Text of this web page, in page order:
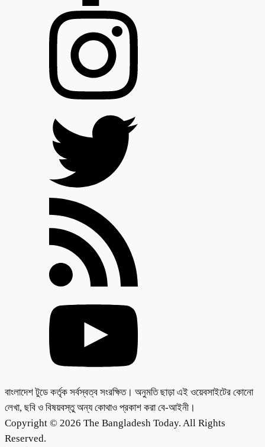
বাংলাদেশ টুডে কর্তৃক সর্বস্বত্ব সংরক্ষিত। অনুমতি ছাড়া এই ওয়েবসাইটের কোনো
লেখা, ছবি ও বিষয়বস্তু অন্য কোথাও প্রকাশ করা বে-আইনী।
Copyright © 2026 The Bangladesh Today. All Rights
Reserved.